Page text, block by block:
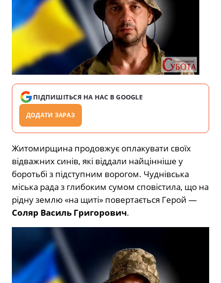
ПІДПИШІТЬСЯ НА НАС В GOOGLE
ДОДАТИ ЗАРАЗ
Житомирщина продовжує оплакувати своїх
відважних синів, які віддали найцінніше у
боротьбі з підступним ворогом. Чуднівська
міська рада з глибоким сумом сповістила, що на
рідну землю «на щиті» повертається Герой —
Соляр Василь Григорович.